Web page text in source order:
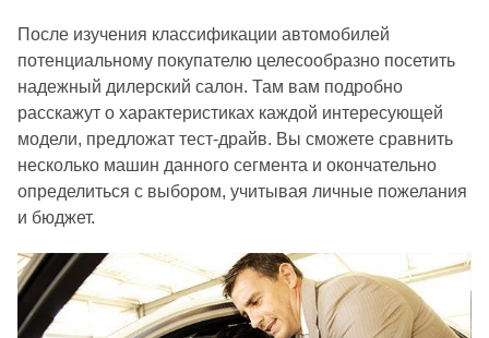
После изучения классификации автомобилей
потенциальному покупателю целесообразно посетить
надежный дилерский салон. Там вам подробно
расскажут о характеристиках каждой интересующей
модели, предложат тест-драйв. Вы сможете сравнить
несколько машин данного сегмента и окончательно
определиться с выбором, учитывая личные пожелания
и бюджет.